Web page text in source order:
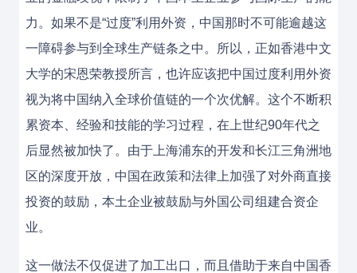
力。如果不是“过度”利用外资，中国那时不可能逾越这
一障碍参与到全球生产链条之中。所以，正如香港中文
大学的宋恩荣教授所言，也许应该把中国过度利用外资
视为将中国纳入全球价值链的一个次优解。这个不断积
累资本、经验和技能的学习过程，在上世纪90年代之
后显然被加快了。由于上海浦东的开发和长江三角洲地
区的深度开放，中国在政策和法律上加强了对外商直接
投资的鼓励，本土企业被鼓励与外国公司组建合资企
业。
这一做法不仅促进了加工出口，而且借助于来自中国香